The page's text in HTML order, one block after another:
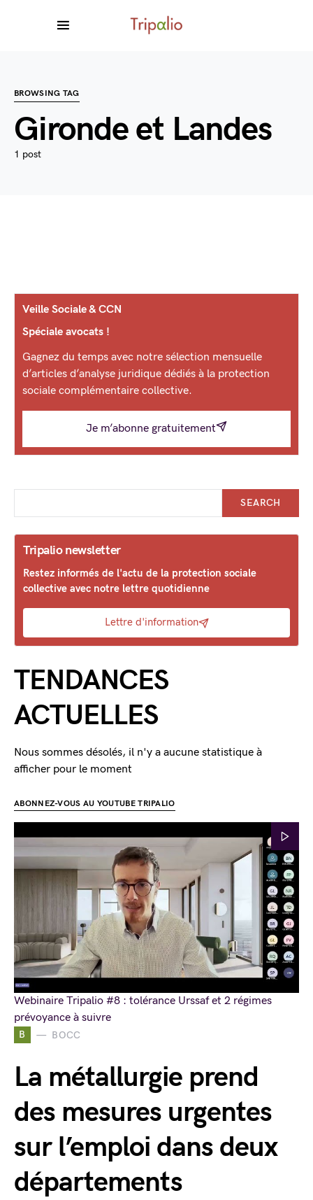
BROWSING TAG
Gironde et Landes
1 post
B BOCC
La métallurgie prend
des mesures urgentes
sur l’emploi dans deux
départements
Veille Sociale & CCN
Spéciale avocats !
Gagnez du temps avec notre sélection mensuelle
d’articles d’analyse juridique dédiés à la protection
sociale complémentaire collective.
Je m’abonne gratuitement
SEARCH
Tripalio newsletter
Restez informés de l'actu de la protection sociale
collective avec notre lettre quotidienne
Lettre d'information
TENDANCES
ACTUELLES
Nous sommes désolés, il n'y a aucune statistique à
afficher pour le moment
ABONNEZ-VOUS AU YOUTUBE TRIPALIO
Webinaire Tripalio #8 : tolérance Urssaf et 2 régimes
prévoyance à suivre